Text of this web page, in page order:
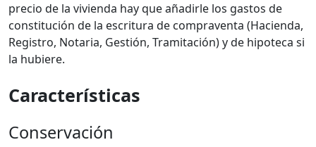
precio de la vivienda hay que añadirle los gastos de
constitución de la escritura de compraventa (Hacienda,
Registro, Notaria, Gestión, Tramitación) y de hipoteca si
la hubiere.
Características
Conservación